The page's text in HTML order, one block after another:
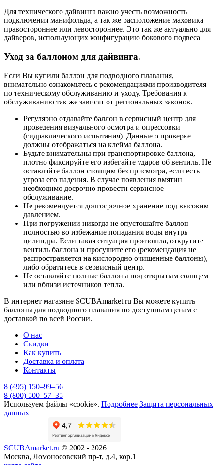
Для технического дайвинга важно учесть возможность
подключения манифольда, а так же расположение маховика –
правостороннее или левостороннее. Это так же актуально для
дайверов, использующих конфигурацию бокового подвеса.
Уход за баллоном для дайвинга.
Если Вы купили баллон для подводного плавания,
внимательно ознакомьтесь с рекомендациями производителя
по техническому обслуживанию и уходу. Требования к
обслуживанию так же зависят от региональных законов.
Регулярно отдавайте баллон в сервисный центр для
проведения визуального осмотра и опрессовки
(гидравлического испытания). Данные о проверке
должны отображаться на клейма баллона.
Будьте внимательны при транспортировке баллона,
плотно фиксируйте его избегайте ударов об вентиль. Не
оставляйте баллон стоящим без присмотра, если есть
угроза его падения. В случае появления вмятин
необходимо досрочно провести сервисное
обслуживание.
Не рекомендуется долгосрочное хранение под высоким
давлением.
При погружении никогда не опустошайте баллон
полностью во избежание попадания воды внутрь
цилиндра. Если такая ситуация произошла, открутите
вентиль баллона и просушите его (рекомендация не
распространяется на кислородно очищенные баллоны),
либо обратитесь в сервисный центр.
Не оставляйте полные баллоны под открытым солнцем
или вблизи источников тепла.
В интернет магазине SCUBAmarket.ru Вы можете купить
баллоны для подводного плавания по доступным ценам с
доставкой по всей России.
О нас
Скидки
Как купить
Доставка и оплата
Контакты
8 (495) 150–99–56
8 (800) 500–57–35
Используем файлы «cookie». Подробнее Защита персональных
данных
SCUBAmarket.ru © 2002 - 2026
Москва, Ломоносовский пр-т, д.4, кор.1